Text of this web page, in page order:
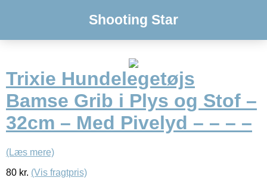
Shooting Star
Trixie Hundelegetøjs
Bamse Grib i Plys og Stof –
32cm – Med Pivelyd – – – –
(Læs mere)
80 kr. (Vis fragtpris)